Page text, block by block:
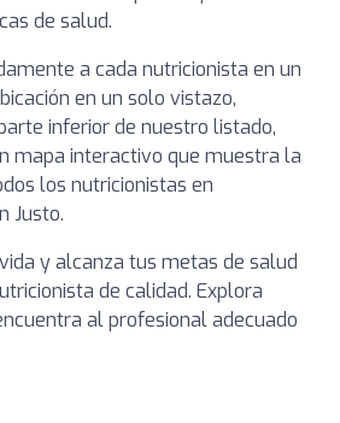
de salud.
a cada nutricionista en un
en un solo vistazo,
inferior de nuestro listado,
mapa interactivo que muestra la
los nutricionistas en
Justo.
y alcanza tus metas de salud
de calidad. Explora
al profesional adecuado